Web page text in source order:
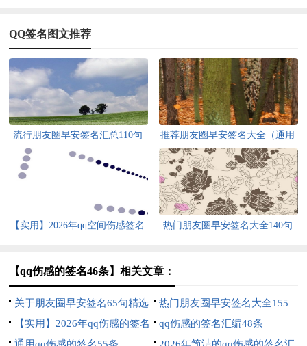
QQ签名图文推荐
流行朋友圈早安签名汇总110句
精选
推荐朋友圈早安签名大全（通用
90句）
【实用】2026年qq空间伤感签名
热门朋友圈早安签名大全140句
【qq伤感的签名46条】相关文章：
关于朋友圈早安签名65句精选
热门朋友圈早安签名大全155
句
【实用】2026年qq伤感的签名
qq伤感的签名汇编48条